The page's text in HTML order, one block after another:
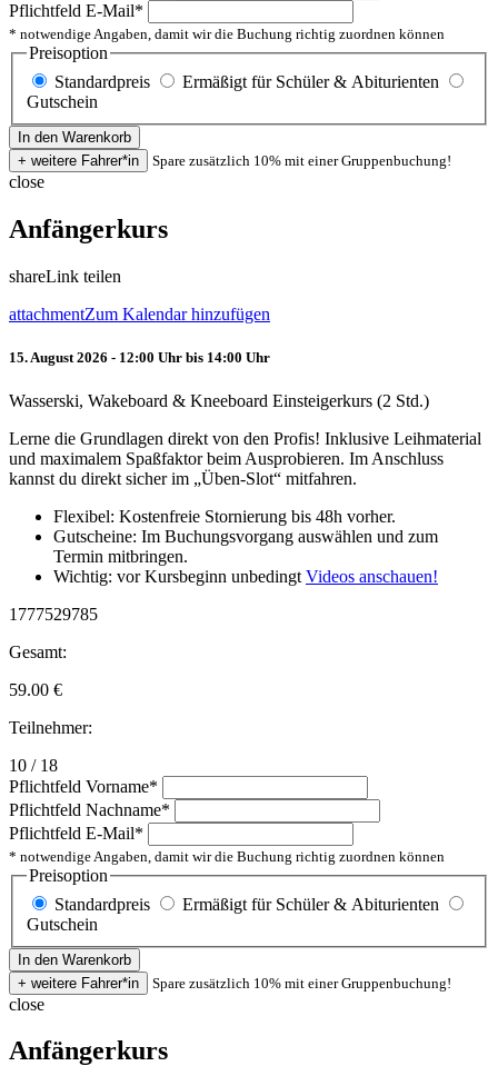
Pflichtfeld E-Mail*
* notwendige Angaben, damit wir die Buchung richtig zuordnen können
Preisoption
Standardpreis
Ermäßigt für Schüler & Abiturienten
Gutschein
Spare zusätzlich 10% mit einer Gruppenbuchung!
close
Anfängerkurs
shareLink teilen
attachmentZum Kalendar hinzufügen
15. August 2026 - 12:00 Uhr bis 14:00 Uhr
Wasserski, Wakeboard & Kneeboard Einsteigerkurs (2 Std.)
Lerne die Grundlagen direkt von den Profis! Inklusive Leihmaterial
und maximalem Spaßfaktor beim Ausprobieren. Im Anschluss
kannst du direkt sicher im „Üben-Slot“ mitfahren.
Flexibel: Kostenfreie Stornierung bis 48h vorher.
Gutscheine: Im Buchungsvorgang auswählen und zum
Termin mitbringen.
Wichtig: vor Kursbeginn unbedingt Videos anschauen!
1777529785
Gesamt:
59.00 €
Teilnehmer:
10 / 18
Pflichtfeld Vorname*
Pflichtfeld Nachname*
Pflichtfeld E-Mail*
* notwendige Angaben, damit wir die Buchung richtig zuordnen können
Preisoption
Standardpreis
Ermäßigt für Schüler & Abiturienten
Gutschein
Spare zusätzlich 10% mit einer Gruppenbuchung!
close
Anfängerkurs